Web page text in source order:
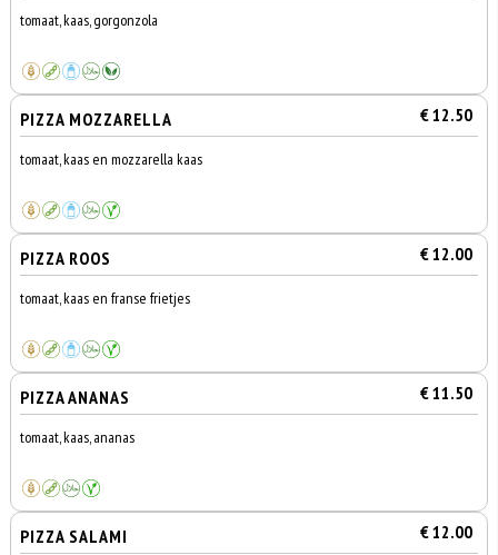
tomaat, kaas, gorgonzola
PIZZA MOZZARELLA € 12.50
tomaat, kaas en mozzarella kaas
PIZZA ROOS € 12.00
tomaat, kaas en franse frietjes
PIZZA ANANAS € 11.50
tomaat, kaas, ananas
PIZZA SALAMI € 12.00